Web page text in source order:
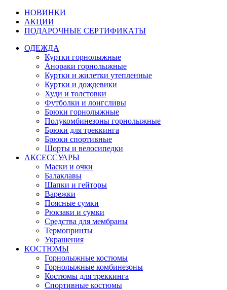
НОВИНКИ
АКЦИИ
ПОДАРОЧНЫЕ СЕРТИФИКАТЫ
ОДЕЖДА
Куртки горнолыжные
Анораки горнолыжные
Куртки и жилетки утепленные
Куртки и дождевики
Худи и толстовки
Футболки и лонгсливы
Брюки горнолыжные
Полукомбинезоны горнолыжные
Брюки для треккинга
Брюки спортивные
Шорты и велосипедки
АКСЕССУАРЫ
Маски и очки
Балаклавы
Шапки и гейторы
Варежки
Поясные сумки
Рюкзаки и сумки
Средства для мембраны
Термопринты
Украшения
КОСТЮМЫ
Горнолыжные костюмы
Горнолыжные комбинезоны
Костюмы для треккинга
Спортивные костюмы